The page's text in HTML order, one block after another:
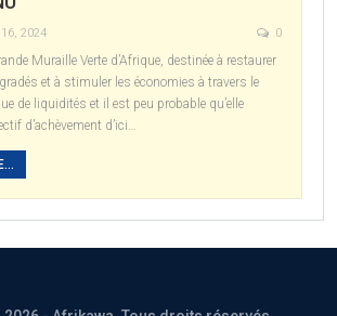
2024 0
Muraille Verte d’Afrique, destinée à restaurer
et à stimuler les économies à travers le
de liquidités et il est peu probable qu’elle
d’achèvement d’ici…